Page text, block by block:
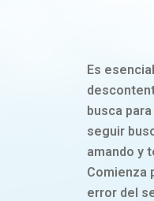
Es
busca
seguir
amando y
Comienza
error del